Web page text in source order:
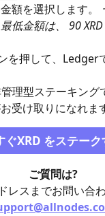
額を選択します。
低金額は、 90
を押して、Ledger
理型ステーキング
受け取りになれま
ぐXRD をステーク
ご質問は?
レスまでお問い合